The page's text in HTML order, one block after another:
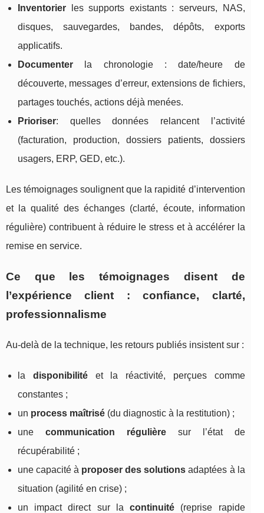
Inventorier les supports existants : serveurs, NAS,
disques, sauvegardes, bandes, dépôts, exports
applicatifs.
Documenter la chronologie : date/heure de
découverte, messages d’erreur, extensions de fichiers,
partages touchés, actions déjà menées.
Prioriser: quelles données relancent l’activité
(facturation, production, dossiers patients, dossiers
usagers, ERP, GED, etc.).
Les témoignages soulignent que la rapidité d’intervention
et la qualité des échanges (clarté, écoute, information
régulière) contribuent à réduire le stress et à accélérer la
remise en service.
Ce que les témoignages disent de
l’expérience client : confiance, clarté,
professionnalisme
Au-delà de la technique, les retours publiés insistent sur :
la disponibilitéet la réactivité, perçues comme
constantes ;
un process maîtrisé (du diagnostic à la restitution) ;
une communication régulièresur l’état de
récupérabilité ;
une capacité à proposer des solutions adaptées à la
situation (agilité en crise) ;
un impact direct sur lacontinuité (reprise rapide